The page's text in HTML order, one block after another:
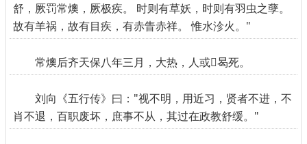
舒，厥罚常燠，厥极疾。 时则有草妖，时则有羽虫之孽。
故有羊祸，故有目疾，有赤眚赤祥。 惟水沴火。"
常燠后齐天保八年三月，大热，人或曷死。
刘向《五行传》曰："视不明，用近习，贤者不进，不
肖不退，百职废坏，庶事不从，其过在政教舒缓。"